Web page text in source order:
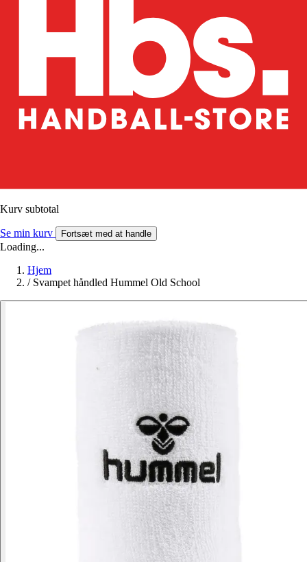
Kurv subtotal
Se min kurv Fortsæt med at handle
Loading...
Hjem
/ Svampet håndled Hummel Old School